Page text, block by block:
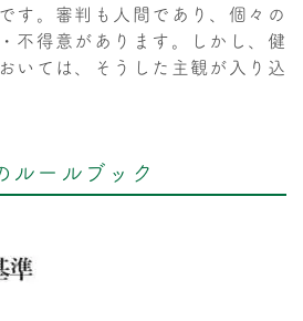
す。審判も人間であり、個々の
不得意があります。しかし、健
いては、そうした主観が入り込
ルールブック